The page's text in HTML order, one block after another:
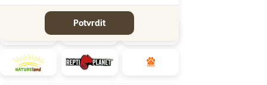
Potvrdit